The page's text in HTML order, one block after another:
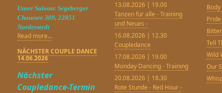
Unser Saloon: Segeberger
Chaussee 309, 22851
Norderstedt
Read more...
NÄCHSTER COUPLE DANCE
14.06.2026
Nächster
Coupledance-Termin
13.08.2026 | 19.00
Tanzen für alle - Training
und Neues -
16.08.2026 | 12.30
Coupledance
17.08.2026 | 19.00
Monday Dancing - Training
20.08.2026 | 18.30
Rote Stunde - Red Hour -
Tell
Wild
Our